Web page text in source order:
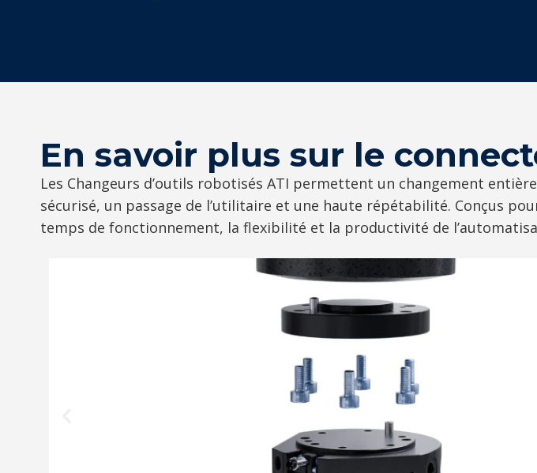
En savoir plus sur le
Les Changeurs d’outils robotisés ATI permettent un changement
sécurisé, un passage de l’utilitaire et une haute répétabilité. Conçus
temps de fonctionnement, la flexibilité et la productivité de